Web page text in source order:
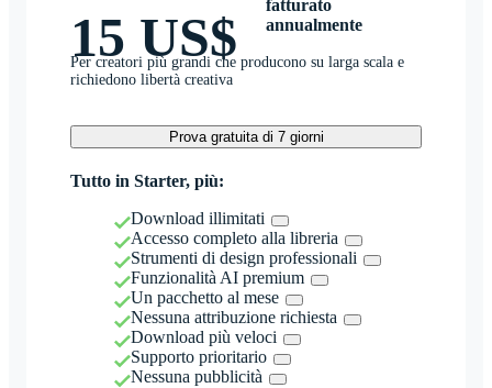
15 US$
fatturato
annualmente
Per creatori più grandi che producono su larga scala e
richiedono libertà creativa
Prova gratuita di 7 giorni
Tutto in Starter, più:
Download illimitati
Accesso completo alla libreria
Strumenti di design professionali
Funzionalità AI premium
Un pacchetto al mese
Nessuna attribuzione richiesta
Download più veloci
Supporto prioritario
Nessuna pubblicità